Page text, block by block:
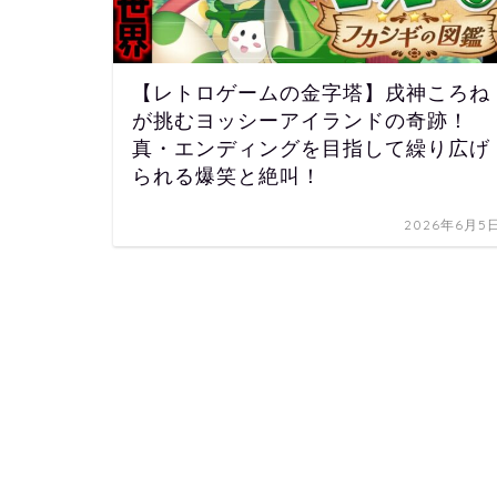
【レトロゲームの金字塔】戌神ころね
が挑むヨッシーアイランドの奇跡！
真・エンディングを目指して繰り広げ
られる爆笑と絶叫！
2026年6月5